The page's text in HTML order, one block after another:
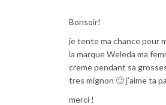
Bonsoir!
je tente ma chance pour
la marque Weleda ma
creme pendant sa
tres mignon 🙂 j’aime ta
merci !